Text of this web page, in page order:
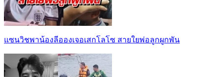
แซนวิชพาน้องลีอองเจอเสกโลโซ สายใยพ่อลูกผูกพัน